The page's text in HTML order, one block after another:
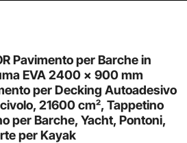
Pavimento per Barche in
EVA 2400 x 900 mm
per Decking Autoadesivo
21600 cm², Tappetino
per Barche, Yacht, Pontoni,
per Kayak